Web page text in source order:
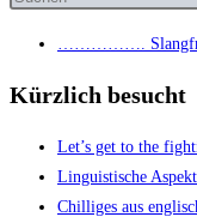
…………….
Kürzlich besucht
Let’s get to the
Lin­gu­is­ti­sche
Chil­li­ges aus